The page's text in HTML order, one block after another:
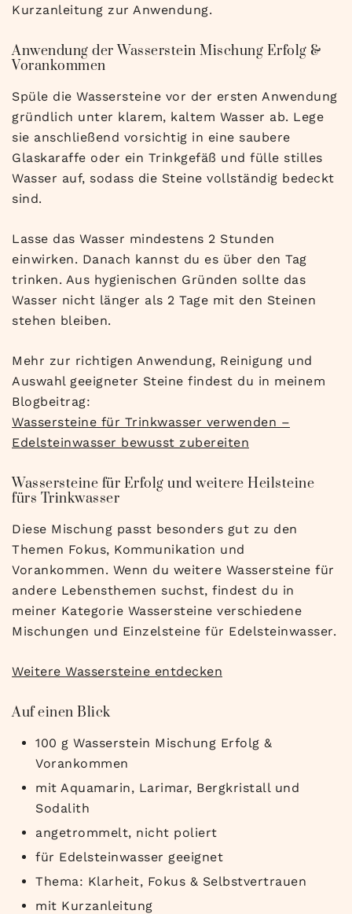
Kurzanleitung zur Anwendung.
Anwendung der Wasserstein Mischung Erfolg &
Vorankommen
Spüle die Wassersteine vor der ersten Anwendung
gründlich unter klarem, kaltem Wasser ab. Lege
sie anschließend vorsichtig in eine saubere
Glaskaraffe oder ein Trinkgefäß und fülle stilles
Wasser auf, sodass die Steine vollständig bedeckt
sind.
Lasse das Wasser mindestens 2 Stunden
einwirken. Danach kannst du es über den Tag
trinken. Aus hygienischen Gründen sollte das
Wasser nicht länger als 2 Tage mit den Steinen
stehen bleiben.
Mehr zur richtigen Anwendung, Reinigung und
Auswahl geeigneter Steine findest du in meinem
Blogbeitrag:
Wassersteine für Trinkwasser verwenden –
Edelsteinwasser bewusst zubereiten
Wassersteine für Erfolg und weitere Heilsteine
fürs Trinkwasser
Diese Mischung passt besonders gut zu den
Themen Fokus, Kommunikation und
Vorankommen. Wenn du weitere Wassersteine für
andere Lebensthemen suchst, findest du in
meiner Kategorie Wassersteine verschiedene
Mischungen und Einzelsteine für Edelsteinwasser.
Weitere Wassersteine entdecken
Auf einen Blick
100 g Wasserstein Mischung Erfolg &
Vorankommen
mit Aquamarin, Larimar, Bergkristall und
Sodalith
angetrommelt, nicht poliert
für Edelsteinwasser geeignet
Thema: Klarheit, Fokus & Selbstvertrauen
mit Kurzanleitung